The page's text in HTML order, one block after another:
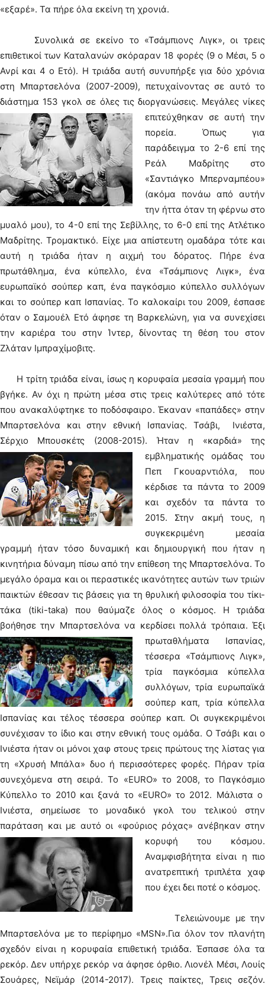
«εξαρέ». Τα πήρε όλα εκείνη τη χρονιά.
Συνολικά σε εκείνο το «Τσάμπιονς Λιγκ», οι τρεις
επιθετικοί των Καταλανών σκόραραν 18 φορές (9 ο Μέσι, 5 ο
Ανρί και 4 ο Ετό). Η τριάδα αυτή συνυπήρξε για δύο χρόνια
στη Μπαρτσελόνα (2007-2009), πετυχαίνοντας σε αυτό το
διάστημα 153 γκολ σε όλες τις διοργανώσεις. Μεγάλες νίκες
επιτεύχθηκαν σε αυτή την
πορεία. Όπως για
παράδειγμα το 2-6 επί της
Ρεάλ Μαδρίτης στο
«Σαντιάγκο Μπερναμπέου»
(ακόμα πονάω από αυτήν
την ήττα όταν τη φέρνω στο
μυαλό μου), το 4-0 επί της Σεβίλλης, το 6-0 επί της Ατλέτικο
Μαδρίτης. Τρομακτικό. Είχε μια απίστευτη ομαδάρα τότε και
αυτή η τριάδα ήταν η αιχμή του δόρατος. Πήρε ένα
πρωτάθλημα, ένα κύπελλο, ένα «Τσάμπιονς Λιγκ», ένα
ευρωπαϊκό σούπερ καπ, ένα παγκόσμιο κύπελλο συλλόγων
και το σούπερ καπ Ισπανίας. Το καλοκαίρι του 2009, έσπασε
όταν ο Σαμουέλ Ετό άφησε τη Βαρκελώνη, για να συνεχίσει
την καριέρα του στην Ίντερ, δίνοντας τη θέση του στον
Ζλάταν Ιμπραχίμοβιτς.
Η τρίτη τριάδα είναι, ίσως η κορυφαία μεσαία γραμμή που
βγήκε. Αν όχι η πρώτη μέσα στις τρεις καλύτερες από τότε
που ανακαλύφτηκε το ποδόσφαιρο. Έκαναν «παπάδες» στην
Μπαρτσελόνα και στην εθνική Ισπανίας. Τσάβι, Ινιέστα,
Σέρχιο Μπουσκέτς (2008-2015). Ήταν η «καρδιά» της
εμβληματικής ομάδας του
Πεπ Γκουαρντιόλα, που
κέρδισε τα πάντα το 2009
και σχεδόν τα πάντα το
2015. Στην ακμή τους, η
συγκεκριμένη μεσαία
γραμμή ήταν τόσο δυναμική και δημιουργική που ήταν η
κινητήρια δύναμη πίσω από την επίθεση της Μπαρτσελόνα. Το
μεγάλο όραμα και οι περαστικές ικανότητες αυτών των τριών
παικτών έθεσαν τις βάσεις για τη θρυλική φιλοσοφία του τίκι-
τάκα (tiki-taka) που θαύμαζε όλος ο κόσμος. Η τριάδα
βοήθησε την Μπαρτσελόνα να κερδίσει πολλά τρόπαια. Έξι
πρωταθλήματα Ισπανίας,
τέσσερα «Τσάμπιονς Λιγκ»,
τρία παγκόσμια κύπελλα
συλλόγων, τρία ευρωπαϊκά
σούπερ καπ, τρία κύπελλα
Ισπανίας και τέλος τέσσερα σούπερ καπ. Οι συγκεκριμένοι
συνέχισαν το ίδιο και στην εθνική τους ομάδα. Ο Τσάβι και ο
Ινιέστα ήταν οι μόνοι χαφ στους τρεις πρώτους της λίστας για
τη «Χρυσή Μπάλα» δυο ή περισσότερες φορές. Πήραν τρία
συνεχόμενα στη σειρά. Το «EURO» το 2008, το Παγκόσμιο
Κύπελλο το 2010 και ξανά το «EURO» το 2012. Μάλιστα ο
Ινιέστα, σημείωσε το μοναδικό γκολ του τελικού στην
παράταση και με αυτό οι «φούριος ρόχας» ανέβηκαν στην
κορυφή του κόσμου.
Αναμφισβήτητα είναι η πιο
ανατρεπτική τριπλέτα χαφ
που έχει δει ποτέ ο κόσμος.
Τελειώνουμε με την
Μπαρτσελόνα με το περίφημο «MSN».Για όλον τον πλανήτη
σχεδόν είναι η κορυφαία επιθετική τριάδα. Έσπασε όλα τα
ρεκόρ. Δεν υπήρχε ρεκόρ να άφησε όρθιο. Λιονέλ Μέσι, Λουίς
Σουάρες, Νεϊμάρ (2014-2017). Τρεις παίκτες, Τρεις σεζόν.